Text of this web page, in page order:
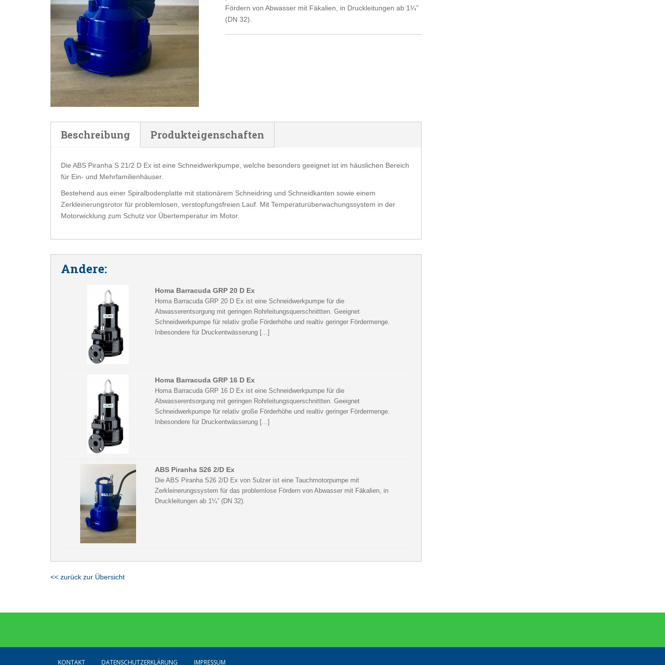
Fördern von Abwasser mit Fäkalien, in Druckleitungen ab 1¼”
(DN 32).
Beschreibung Produkteigenschaften
Die ABS Piranha S 21/2 D Ex ist eine Schneidwerkpumpe, welche besonders geeignet ist im häuslichen Bereich
für Ein- und Mehrfamilienhäuser.
Bestehend aus einer Spiralbodenplatte mit stationärem Schneidring und Schneidkanten sowie einem
Zerkleinerungsrotor für problemlosen, verstopfungsfreien Lauf. Mit Temperaturüberwachungssystem in der
Motorwicklung zum Schutz vor Übertemperatur im Motor.
Andere:
Homa Barracuda GRP 20 D Ex
Homa Barracuda GRP 20 D Ex ist eine Schneidwerkpumpe für die
Abwasserentsorgung mit geringen Rohrleitungsquerschnittten. Geeignet
Schneidwerkpumpe für relativ große Förderhöhe und realtiv geringer Fördermenge.
Inbesondere für Druckentwässerung [...]
Homa Barracuda GRP 16 D Ex
Homa Barracuda GRP 16 D Ex ist eine Schneidwerkpumpe für die
Abwasserentsorgung mit geringen Rohrleitungsquerschnittten. Geeignet
Schneidwerkpumpe für relativ große Förderhöhe und realtiv geringer Fördermenge.
Inbesondere für Druckentwässerung [...]
ABS Piranha S26 2/D Ex
Die ABS Piranha S26 2/D Ex von Sulzer ist eine Tauchmotorpumpe mit
Zerkleinerungssystem für das problemlose Fördern von Abwasser mit Fäkalien, in
Druckleitungen ab 1¼” (DN 32).
<< zurück zur Übersicht
KONTAKT DATENSCHUTZERKLÄRUNG IMPRESSUM